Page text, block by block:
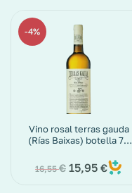
4%
Vino rosal terras gauda
(Rías Baixas) botella 75
16,55€ 15,95 €